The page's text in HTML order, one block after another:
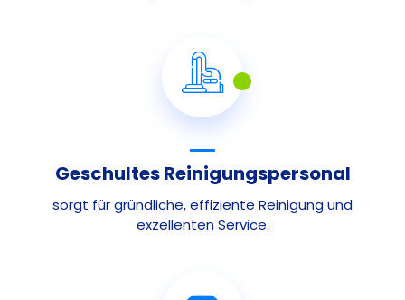
Geschultes Reinigungspersonal
sorgt für gründliche, effiziente Reinigung und
exzellenten Service.